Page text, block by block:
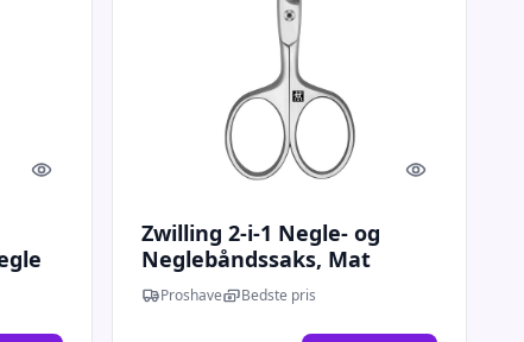
Quick look Quick look
Zwilling 2-i-1 Negle- og
Neglebåndssaks, Mat
Proshave Bedste pris